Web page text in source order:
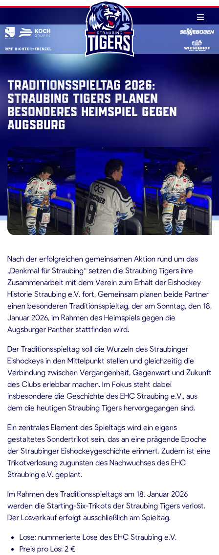
Skip
content
Traditionsspieltag 2026:
Straubing Tigers planen
besonderes Heimspiel gegen
Augsburg
Nach der erfolgreichen gemeinsamen Aktion rund um das
„Denkmal für Straubing“ setzen die Straubing Tigers ihre
Zusammenarbeit mit dem Verein zum Erhalt der Eishockey
Historie Straubing e.V. fort. Gemeinsam planen beide Partner
einen besonderen Traditionsspieltag, der am Sonntag, den 18.
Januar 2026, im Rahmen des Heimspiels gegen die
Augsburger Panther stattfinden wird.
Der Traditionsspieltag soll die Wurzeln des Straubinger
Eishockeys in den Mittelpunkt stellen und gleichzeitig die
Verbindung zwischen Vergangenheit, Gegenwart und Zukunft
des Clubs erlebbar machen. Im Fokus steht dabei
insbesondere die Geschichte des EHC Straubing e.V., aus
dem die heutigen Straubing Tigers hervorgegangen sind.
Ein zentrales Element des Spieltags wird ein eigens
gestaltetes Sondertrikot sein, das an eine prägende Epoche
der Straubinger Eishockeygeschichte erinnert. Zudem ist eine
Trikotverlosung zugunsten des Nachwuchses des EHC
Straubing e.V. geplant.
Im Rahmen des Traditionsspieltags am 18. Januar 2026
werden die Starting-Six-Trikots der Straubing Tigers verlost.
Der Losverkauf erfolgt ausschließlich am Spieltag.
Lose: nummerierte Lose des EHC Straubing e.V.
Preis pro Los: 2 €